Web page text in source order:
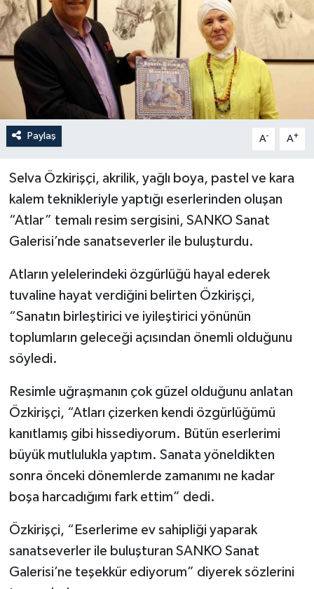
Paylaş A- A+
Selva Özkirişçi, akrilik, yağlı boya, pastel ve kara
kalem teknikleriyle yaptığı eserlerinden oluşan
“Atlar” temalı resim sergisini, SANKO Sanat
Galerisi’nde sanatseverler ile buluşturdu.
Atların yelelerindeki özgürlüğü hayal ederek
tuvaline hayat verdiğini belirten Özkirişçi,
“Sanatın birleştirici ve iyileştirici yönünün
toplumların geleceği açısından önemli olduğunu
söyledi.
Resimle uğraşmanın çok güzel olduğunu anlatan
Özkirişçi, “Atları çizerken kendi özgürlüğümü
kanıtlamış gibi hissediyorum. Bütün eserlerimi
büyük mutlulukla yaptım. Sanata yöneldikten
sonra önceki dönemlerde zamanımı ne kadar
boşa harcadığımı fark ettim” dedi.
Özkirişçi, “Eserlerime ev sahipliği yaparak
sanatseverler ile buluşturan SANKO Sanat
Galerisi’ne teşekkür ediyorum” diyerek sözlerini
YEREL